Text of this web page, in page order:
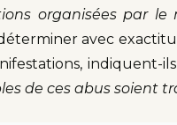
organisées par
avec
indiquent-
de ces abus soient